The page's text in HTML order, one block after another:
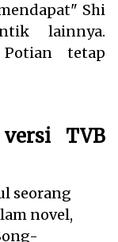
Shi
lainnya.
tetap
TVB
seorang
novel,